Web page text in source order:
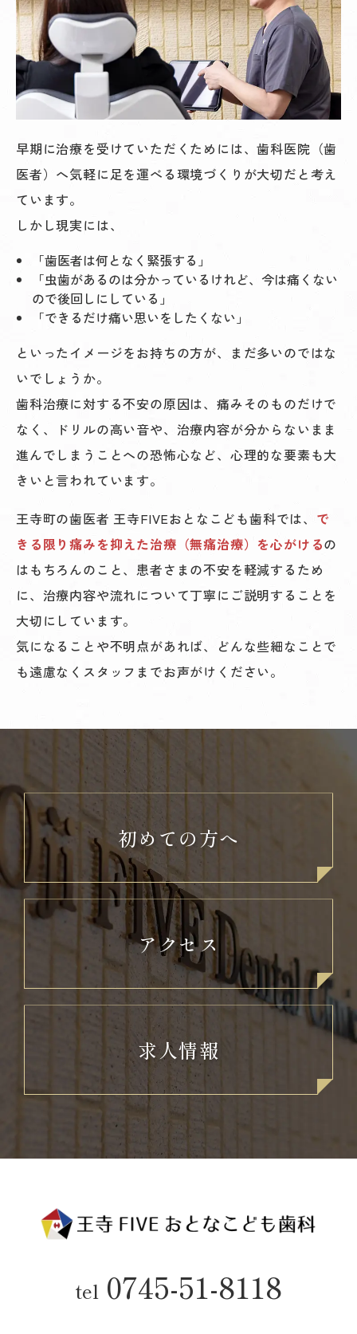
早期に治療を受けていただくためには、歯科医院（歯
医者）へ気軽に足を運べる環境づくりが大切だと考え
ています。
しかし現実には、
「歯医者は何となく緊張する」
「虫歯があるのは分かっているけれど、今は痛くない
ので後回しにしている」
「できるだけ痛い思いをしたくない」
といったイメージをお持ちの方が、まだ多いのではな
いでしょうか。
歯科治療に対する不安の原因は、痛みそのものだけで
なく、ドリルの高い音や、治療内容が分からないまま
進んでしまうことへの恐怖心など、心理的な要素も大
きいと言われています。
王寺町の歯医者 王寺FIVEおとなこども歯科では、 で
きる限り痛みを抑えた治療（無痛治療）を心がけるの
はもちろんのこと、患者さまの不安を軽減するため
に、治療内容や流れについて丁寧にご説明することを
大切にしています。
気になることや不明点があれば、どんな些細なことで
も遠慮なくスタッフまでお声がけください。
初めての方へ
アクセス
求人情報
tel 0745-51-8118